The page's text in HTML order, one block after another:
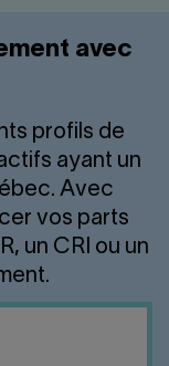
avec
profils de
ayant un
Avec
vos parts
un CRI ou un